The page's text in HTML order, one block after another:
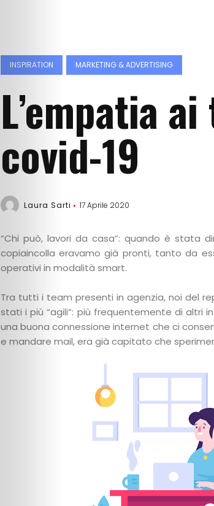
INSPIRATION MARKETING & ADVERTISING
L’empatia
covid-19
Laura Sarti 17 Aprile 2020
“Chi può, lavori da casa”: quando è stata
copiaincolla eravamo già pronti, tanto da
operativi in modalità smart.
Tra tutti i team presenti in agenzia, noi del
stati i più “agili”: più frequentemente di altri
una buona connessione internet che ci
e mandare mail, era già capitato che